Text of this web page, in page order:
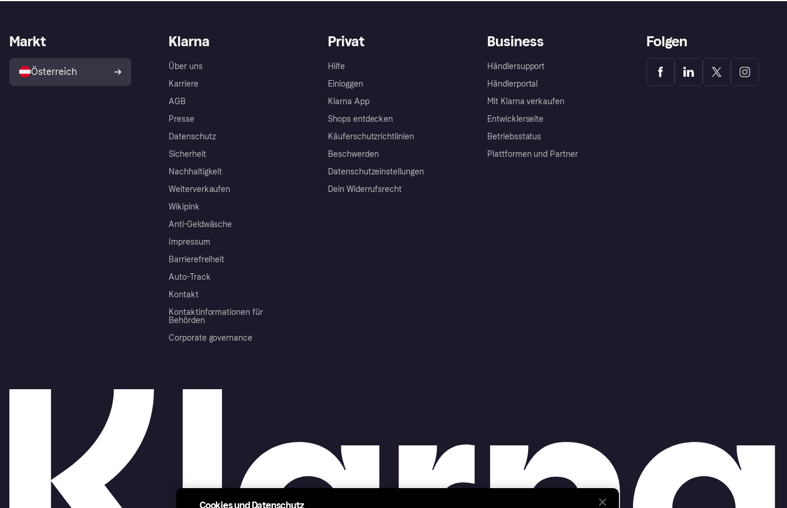
Klarna
Über uns
Karriere
AGB
Presse
Datenschutz
Sicherheit
Nachhaltigkeit
Weiterverkaufen
Wikipink
Anti-Geldwäsche
Impressum
Barrierefreiheit
Auto-Track
Kontakt
Kontaktinformationen für
Behörden
Corporate governance
Privat
Hilfe
Einloggen
Klarna App
Shops entdecken
Käuferschutzrichtlinien
Beschwerden
Datenschutzeinstellungen
Dein Widerrufsrecht
Business
Händlersupport
Händlerportal
Mit Klarna verkaufen
Entwicklerseite
Betriebsstatus
Plattformen und Partner
Markt
Österreich
Folgen
Cookies und Datenschutz